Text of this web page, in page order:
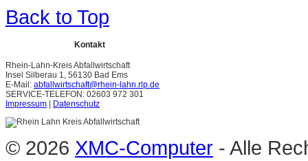
Back to Top
Kontakt
Rhein-Lahn-Kreis Abfallwirtschaft
Insel Silberau 1, 56130 Bad Ems
E-Mail: abfallwirtschaft@rhein-lahn.rlp.de
SERVICE-TELEFON: 02603 972 301
Impressum
Datenschutz
© 2026 XMC-Computer - Alle